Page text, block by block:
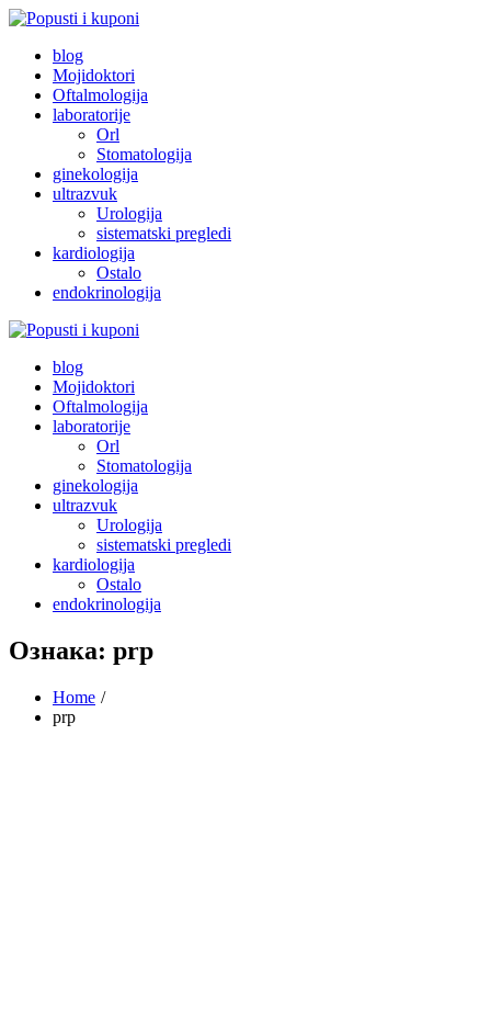
Skip
content
Popusti i kuponi
Popusti Beograd
blog
Mojidoktori
Oftalmologija
laboratorije
Orl
Stomatologija
ginekologija
ultrazvuk
Urologija
sistematski pregledi
kardiologija
Ostalo
endokrinologija
Popusti i kuponi
Popusti Beograd
blog
Mojidoktori
Oftalmologija
laboratorije
Orl
Stomatologija
ginekologija
ultrazvuk
Urologija
sistematski pregledi
kardiologija
Ostalo
endokrinologija
Ознака: prp
Home
prp